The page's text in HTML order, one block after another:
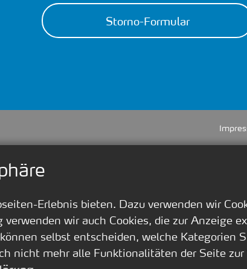
Erlebnis bieten. Dazu verwenden wir
wir auch Cookies, die zur Anzeige
selbst entscheiden, welche Kategorien
nicht mehr alle Funktionalitäten der Seite
Storno-Formular